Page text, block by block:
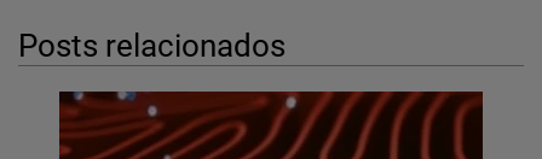
Posts relacionados